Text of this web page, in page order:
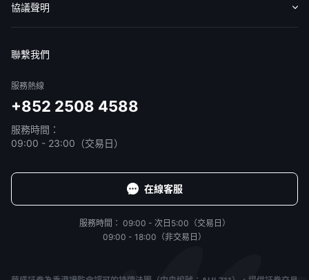
收費標準
交易工具
幫助中心
協議聲明
聯繫我們
服務熱線
+852 2508 4588
服務時間：
09:00 - 23:00（交易日）
在線客服
服務時間： 09:00 - 次日5:00（交易日）
09:00 - 18:00（非交易日）